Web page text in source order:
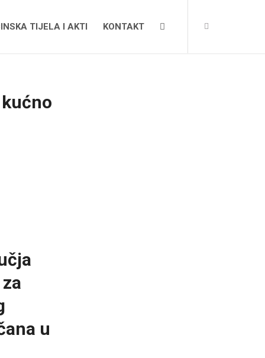
TIJELA I AKTI KONTAKT
u